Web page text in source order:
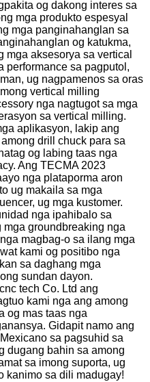
og dakong interes sa
mga produkto espesyal
mga panginahanglan sa
og katukma,
mga aksesorya sa vertical
performance sa pagputol,
ug nagpamenos sa oras
vertical milling
nga nagtugot sa mga
sa vertical milling.
aplikasyon, lakip ang
drill chuck para sa
og labing taas nga
Ang TECMA 2023
nga plataporma aron
ug makaila sa mga
ug mga kustomer.
nga ipahibalo sa
mga groundbreaking nga
magbag-o sa ilang mga
kami og positibo nga
sa daghang mga
sundan dayon.
tech Co. Ltd ang
kami nga ang among
og mas taas nga
Gidapit namo ang
sa pagsuhid sa
dugang bahin sa among
sa imong suporta, ug
kanimo sa dili madugay!